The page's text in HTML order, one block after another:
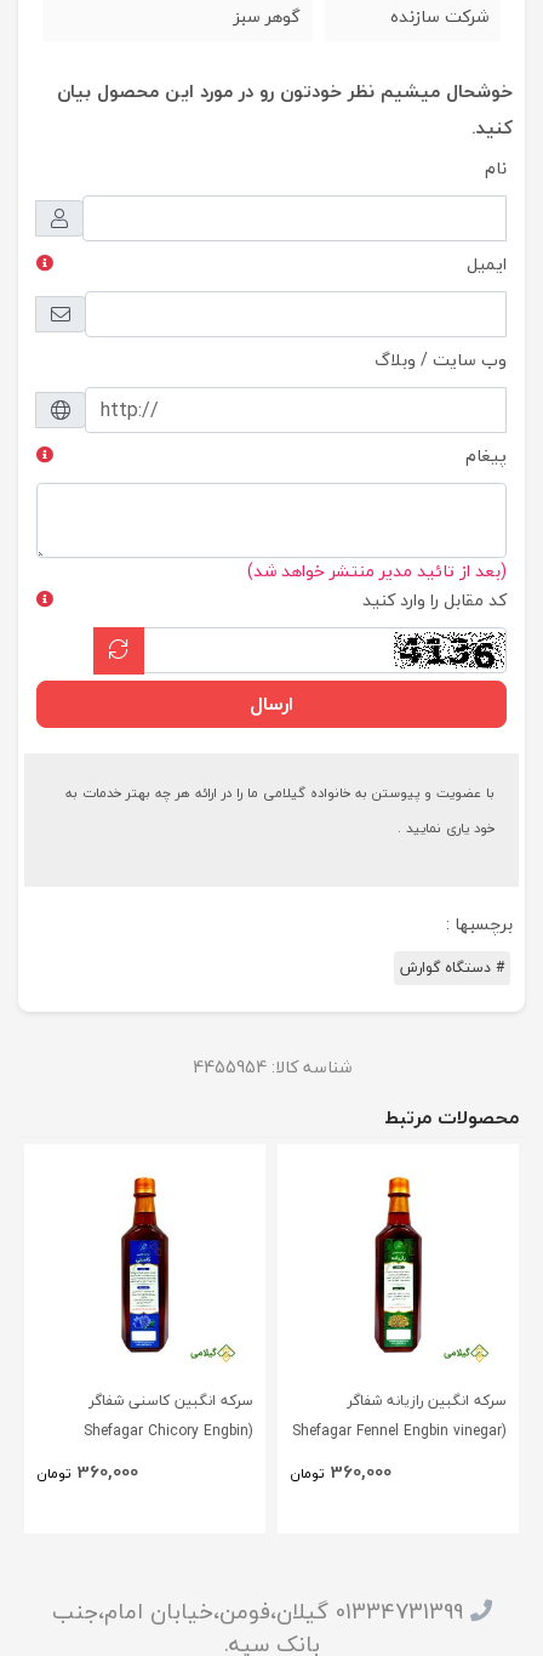
شرکت سازنده گوهر سبز
خوشحال میشیم نظر خودتون رو در مورد این محصول بیان
کنید.
نام
ایمیل
وب سایت / وبلاگ
پیغام
(بعد از تائید مدیر منتشر خواهد شد)
کد مقابل را وارد کنید
ارسال
با عضویت و پیوستن به خانواده گیلامی ما را در ارائه هر چه بهتر خدمات به
خود یاری نمایید .
برچسبها :
# دستگاه گوارش
شناسه کالا:4455954
محصولات مرتبط
سرکه انگبین رازیانه شفاگر
(Shefagar Fennel Engbin vinegar
360,000 تومان
سرکه انگبین کاسنی شفاگر
(Shefagar Chicory Engbin
360,000 تومان
01334731399 گیلان،فومن،خیابان امام،جنب
بانک سپه.